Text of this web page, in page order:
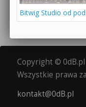
Bitwig Studio od
Copyright © 0dB.pl
Wszystkie prawa
kontakt@0dB.pl